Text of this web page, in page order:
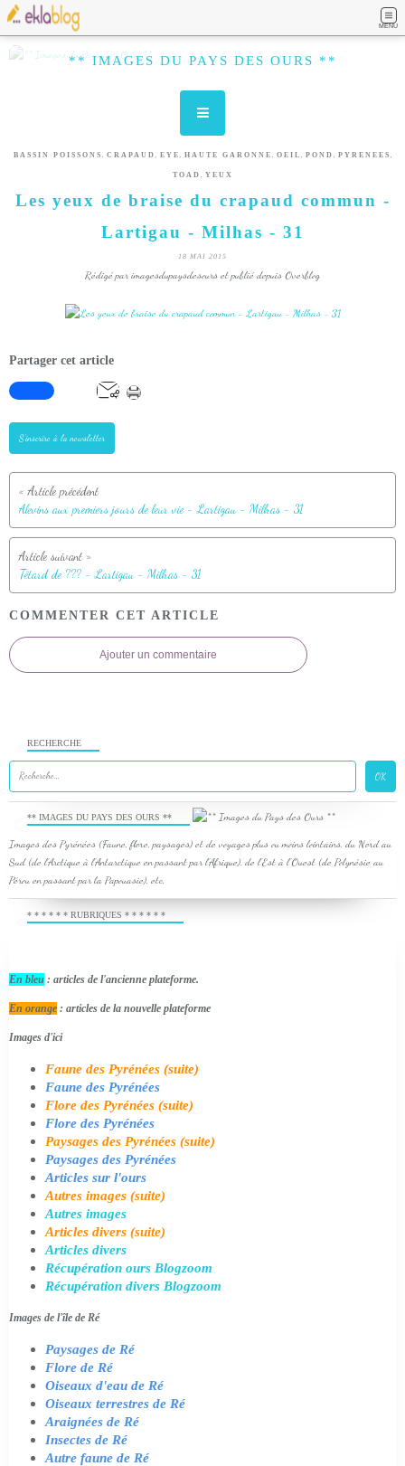
MENU
** IMAGES DU PAYS DES OURS **
BASSIN POISSONS , CRAPAUD , EYE , HAUTE GARONNE , OEIL , POND , PYRENEES ,
TOAD , YEUX
Les yeux de braise du crapaud commun -
Lartigau - Milhas - 31
18 MAI 2015
Rédigé par imagesdupaysdesours et publié depuis Overblog
Partager cet article
S'inscrire à la newsletter
Alevins aux premiers jours de leur vie - Lartigau - Milhas - 31
Têtard de ??? - Lartigau - Milhas - 31
COMMENTER CET ARTICLE
Ajouter un commentaire
RECHERCHE
** IMAGES DU PAYS DES OURS **
Images des Pyrénées (Faune, flore, paysages) et de voyages plus ou moins lointains, du Nord au
Sud (de l'Arctique à l'Antarctique en passant par l'Afrique), de l'Est à l'Ouest (de Polynésie au
Pérou en passant par la Papouasie), etc.
* * * * * * RUBRIQUES * * * * * *
En bleu : articles de l'ancienne plateforme.
En orange : articles de la nouvelle plateforme
Images d'ici
Faune des Pyrénées (suite)
Faune des Pyrénées
Flore des Pyrénées (suite)
Flore des Pyrénées
Paysages des Pyrénées (suite)
Paysages des Pyrénées
Articles sur l'ours
Autres images (suite)
Autres images
Articles divers (suite)
Articles divers
Récupération ours Blogzoom
Récupération divers Blogzoom
Images de l'île de Ré
Paysages de Ré
Flore de Ré
Oiseaux d'eau de Ré
Oiseaux terrestres de Ré
Araignées de Ré
Insectes de Ré
Autre faune de Ré